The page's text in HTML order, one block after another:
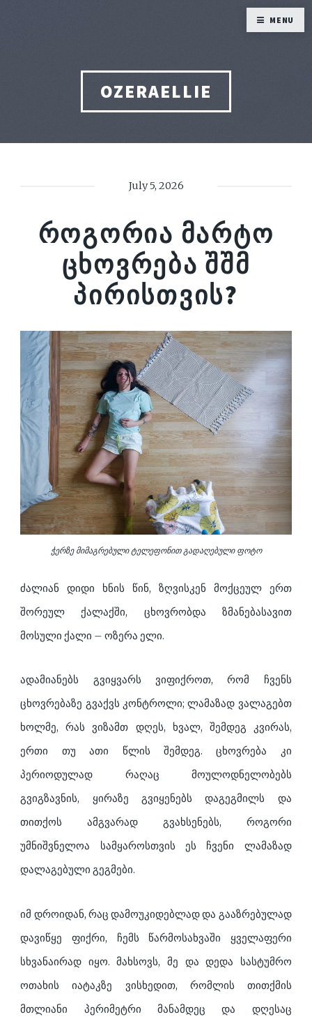
OZERAELLIE
July 5, 2026
ᲠᲝᲒᲝᲠᲘᲐ ᲛᲐᲠᲢᲝ
ᲪᲮᲝᲕᲠᲔᲑᲐ ᲨᲨᲛ
ᲞᲘᲠᲘᲡᲗᲕᲘᲡ?
ჭერზე მიმაგრებული ტელეფონით გადაღებული ფოტო
ძალიან დიდი ხნის წინ, ზღვისკენ მოქცეულ ერთ
შორეულ ქალაქში, ცხოვრობდა ზმანებასავით
მოსული ქალი – ოზერა ელი.
ადამიანებს გვიყვარს ვიფიქროთ, რომ ჩვენს
ცხოვრებაზე გვაქვს კონტროლი; ლამაზად ვალაგებთ
ხოლმე, რას ვიზამთ დღეს, ხვალ, შემდეგ კვირას,
ერთი თუ ათი წლის შემდეგ. ცხოვრება კი
პერიოდულად რაღაც მოულოდნელობებს
გვიგზავნის, ყირაზე გვიყენებს დაგეგმილს და
თითქოს ამგვარად გვახსენებს, როგორი
უმნიშვნელოა სამყაროსთვის ეს ჩვენი ლამაზად
დალაგებული გეგმები.
იმ დროიდან, რაც დამოუკიდებლად და გააზრებულად
დავიწყე ფიქრი, ჩემს წარმოსახვაში ყველაფერი
სხვანაირად იყო. მახსოვს, მე და დედა სასტუმრო
ოთახის იატაკზე ვისხედით, რომლის თითქმის
მთლიანი პერიმეტრი მანამდეც და დღესაც
MENU